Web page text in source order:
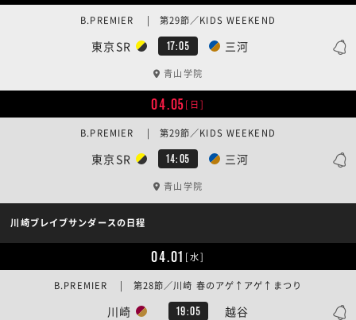
東京SR 17:05 三河
B.PREMIER | 第29節／KIDS WEEKEND
青山学院
04.05[日]
東京SR 14:05 三河
B.PREMIER | 第29節／KIDS WEEKEND
青山学院
川崎ブレイブサンダースの日程
04.01 [水]
川崎 19:05 越谷
B.PREMIER | 第28節／川崎 春のアゲ↑アゲ↑まつり